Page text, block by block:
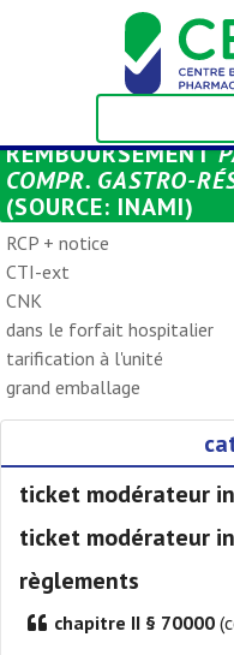
REMBOURSEMENT
COMPR. GASTRO-
(SOURCE: INAMI)
RCP + notice
CTI-ext
CNK
dans le forfait hospitalier
tarification à l'unité
grand emballage
ticket modérateur
ticket modérateur
règlements
chapitre II § 70000